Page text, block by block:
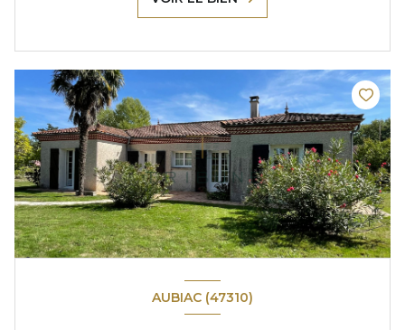
AUBIAC (47310)